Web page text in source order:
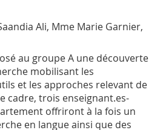
Ali, Mme Marie Garnier,
au groupe A une découverte
mobilisant les
et les approches relevant de
cadre, trois enseignant.es-
offriront à la fois un
en langue ainsi que des